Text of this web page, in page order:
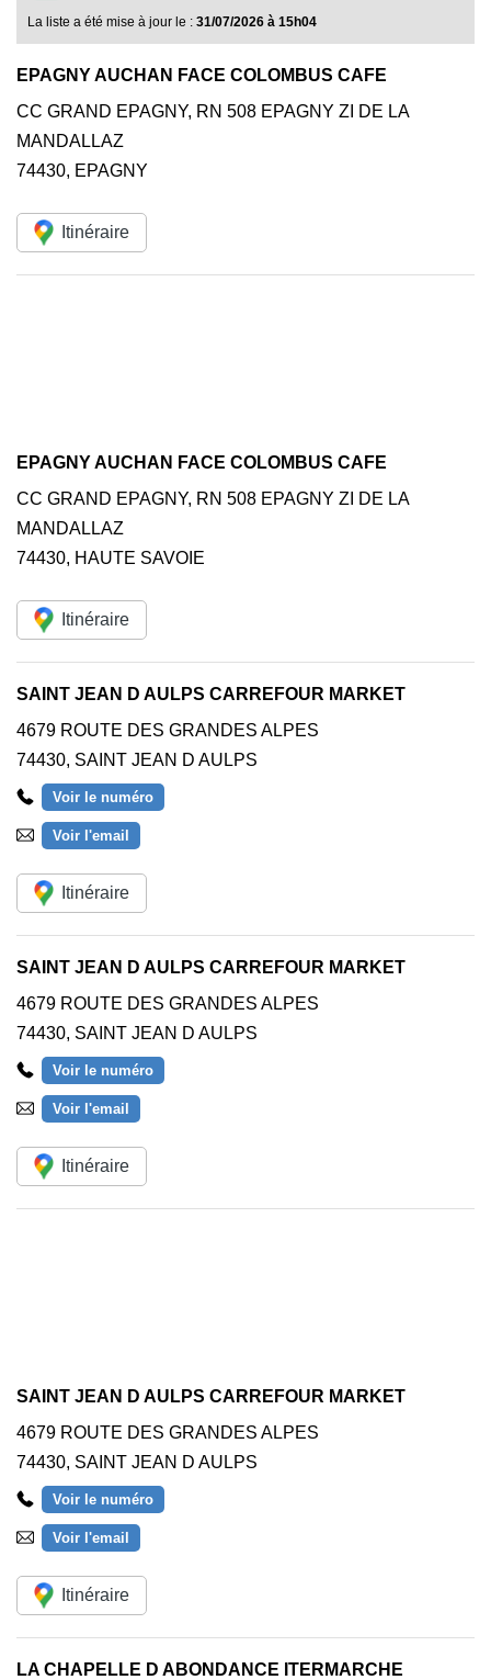
La liste a été mise à jour le : 31/07/2026 à 15h04
EPAGNY AUCHAN FACE COLOMBUS CAFE
CC GRAND EPAGNY, RN 508 EPAGNY ZI DE LA
MANDALLAZ
74430, EPAGNY
Itinéraire
EPAGNY AUCHAN FACE COLOMBUS CAFE
CC GRAND EPAGNY, RN 508 EPAGNY ZI DE LA
MANDALLAZ
74430, HAUTE SAVOIE
Itinéraire
SAINT JEAN D AULPS CARREFOUR MARKET
4679 ROUTE DES GRANDES ALPES
74430, SAINT JEAN D AULPS
Voir le numéro
Voir l'email
Itinéraire
SAINT JEAN D AULPS CARREFOUR MARKET
4679 ROUTE DES GRANDES ALPES
74430, SAINT JEAN D AULPS
Voir le numéro
Voir l'email
Itinéraire
SAINT JEAN D AULPS CARREFOUR MARKET
4679 ROUTE DES GRANDES ALPES
74430, SAINT JEAN D AULPS
Voir le numéro
Voir l'email
Itinéraire
LA CHAPELLE D ABONDANCE ITERMARCHE